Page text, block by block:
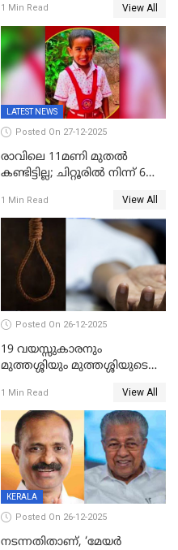
അപകടം കണ്ണൂരിൽ
1 Min Read View All
LATEST NEWS
Posted On 27-12-2025
രാവിലെ 11മണി മുതൽ
കണ്ടിട്ടില്ല; ചിറ്റൂരിൽ നിന്ന് 6
1 Min Read View All
Posted On 26-12-2025
19 വയസ്സുകാരനും
മുത്തശ്ശിയും മുത്തശ്ശിയുടെ
മരിച്ചനിലയിൽ
1 Min Read View All
KERALA
Posted On 26-12-2025
നടന്നതിതാണ്, ‘മേയർ